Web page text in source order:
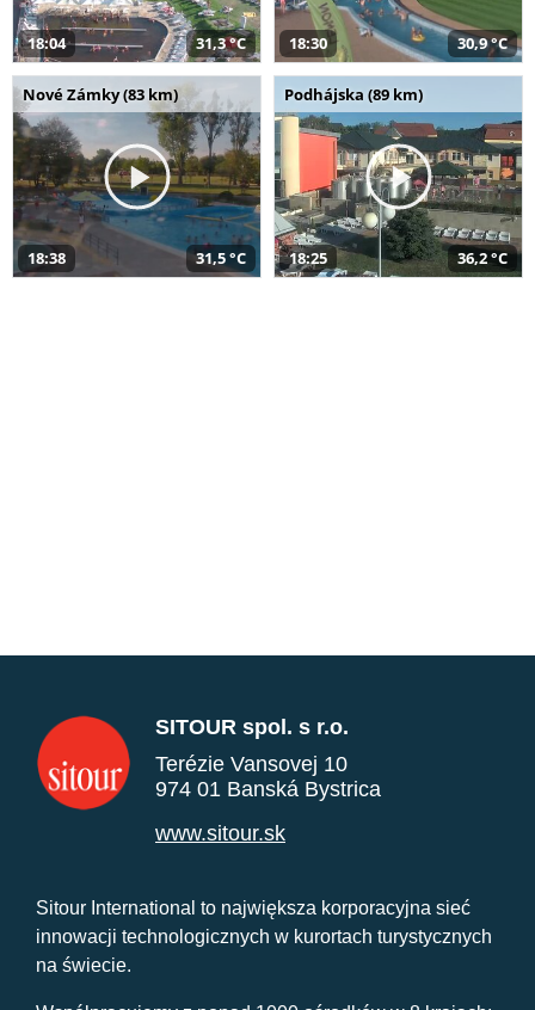
18:04 31,3 °C 18:30 30,9 °C
Nové Zámky (83 km)
18:38 31,5 °C
Podhájska (89 km)
18:25 36,2 °C
SITOUR spol. s r.o.
Terézie Vansovej 10
974 01 Banská Bystrica
www.sitour.sk
Sitour International to największa korporacyjna sieć
innowacji technologicznych w kurortach turystycznych
na świecie.